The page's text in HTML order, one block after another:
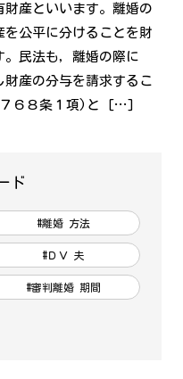
財産といいます。離婚の
を公平に分けることを財
。民法も，離婚の際に
財産の分与を請求するこ
７６８条１項)と […]
ド
#離婚 方法
#ＤＶ 夫
#審判離婚 期間